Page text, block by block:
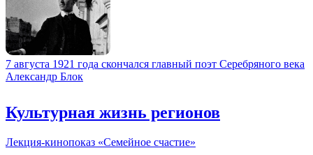
7 августа 1921 года скончался главный поэт Серебряного века
Александр Блок
Культурная жизнь регионов
Лекция-кинопоказ «Семейное счастие»